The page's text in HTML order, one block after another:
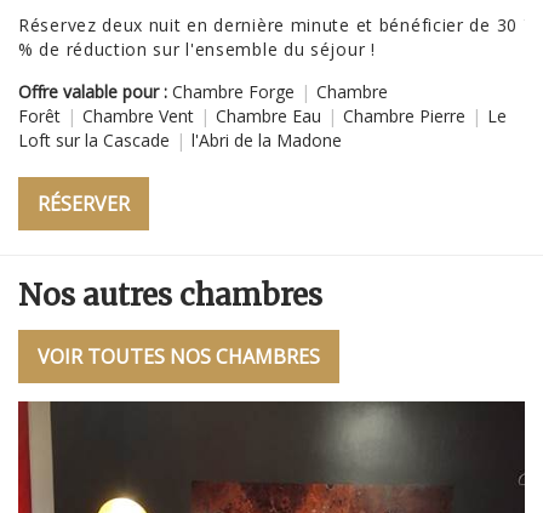
Réservez deux nuit en dernière minute et bénéficier de 30
% de réduction sur l'ensemble du séjour !
Offre valable pour : Chambre Forge | Chambre
Forêt | Chambre Vent | Chambre Eau | Chambre Pierre | Le
Loft sur la Cascade | l'Abri de la Madone
RÉSERVER
Nos autres chambres
VOIR TOUTES NOS CHAMBRES